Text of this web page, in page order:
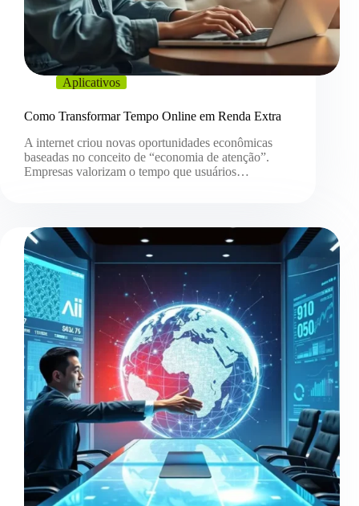
Aplicativos
Como Transformar Tempo Online em Renda Extra
A internet criou novas oportunidades econômicas
baseadas no conceito de “economia de atenção”.
Empresas valorizam o tempo que usuários…